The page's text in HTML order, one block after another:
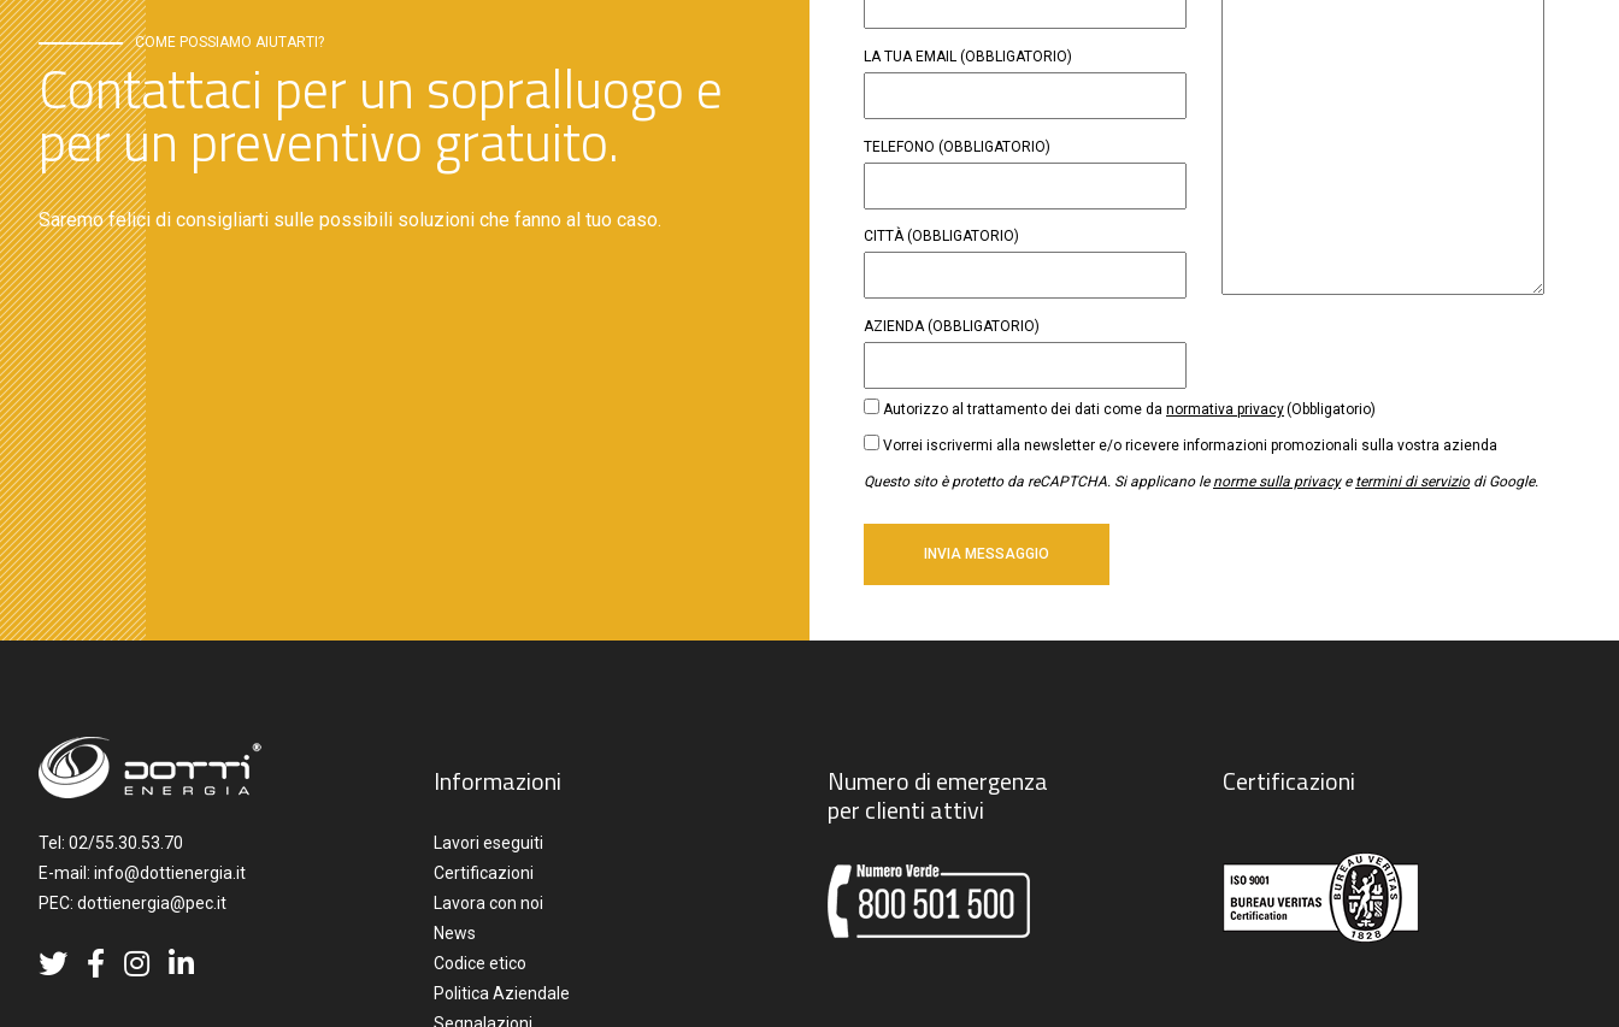
COME POSSIAMO AIUTARTI?
Contattaci per un sopralluogo e
per un preventivo gratuito.
Saremo felici di consigliarti sulle possibili soluzioni che fanno al tuo caso.
LA TUA EMAIL (OBBLIGATORIO)
TELEFONO (OBBLIGATORIO)
CITTÀ (OBBLIGATORIO)
AZIENDA (OBBLIGATORIO)
CONSENSO
(OBBLIGATORIO)
Autorizzo al trattamento dei dati come da normativa privacy(Obbligatorio)
NEWSLETTER
Vorrei iscrivermi alla newsletter e/o ricevere informazioni promozionali sulla vostra azienda
Questo sito è protetto da reCAPTCHA. Si applicano le norme sulla privacye termini di serviziodi Google.
Tel: 02/55.30.53.70
E-mail: info@dottienergia.it
PEC: dottienergia@pec.it
Informazioni
Lavori eseguiti
Certificazioni
Lavora con noi
News
Codice etico
Politica Aziendale
Numero di emergenza
per clienti attivi
Certificazioni